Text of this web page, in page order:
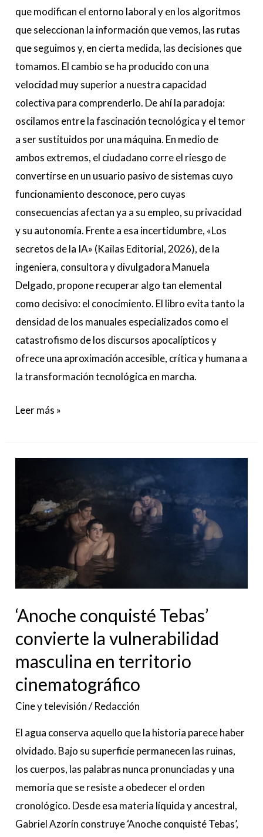
que modifican el entorno laboral y en los algoritmos
que seleccionan la información que vemos, las rutas
que seguimos y, en cierta medida, las decisiones que
tomamos. El cambio se ha producido con una
velocidad muy superior a nuestra capacidad
colectiva para comprenderlo. De ahí la paradoja:
oscilamos entre la fascinación tecnológica y el temor
a ser sustituidos por una máquina. En medio de
ambos extremos, el ciudadano corre el riesgo de
convertirse en un usuario pasivo de sistemas cuyo
funcionamiento desconoce, pero cuyas
consecuencias afectan ya a su empleo, su privacidad
y su autonomía. Frente a esa incertidumbre, «Los
secretos de la IA» (Kailas Editorial, 2026), de la
ingeniera, consultora y divulgadora Manuela
Delgado, propone recuperar algo tan elemental
como decisivo: el conocimiento. El libro evita tanto la
densidad de los manuales especializados como el
catastrofismo de los discursos apocalípticos y
ofrece una aproximación accesible, crítica y humana a
la transformación tecnológica en marcha.
Leer más »
‘Anoche conquisté Tebas’
convierte la vulnerabilidad
masculina en territorio
cinematográfico
Cine y televisión/Redacción
El agua conserva aquello que la historia parece haber
olvidado. Bajo su superficie permanecen las ruinas,
los cuerpos, las palabras nunca pronunciadas y una
memoria que se resiste a obedecer el orden
cronológico. Desde esa materia líquida y ancestral,
Gabriel Azorín construye ‘Anoche conquisté Tebas’,
Tebas’
convierte
vulnerabilidad
masculina
territorio
cinematográfico